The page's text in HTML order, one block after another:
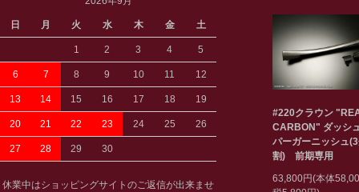
日 月 火 水 木 金 土
1 2 3 4 5
6 7 8 9 10 11 12
13 14 15 16 17 18 19
20 21 22 23 24 25 26
27 28 29 30
休業中はショッピングサイトのご返信が出来ませ
#220クラウン
CARBON" ダッシ
パーガーニッシュ
割) 前期専用
63,800円(本体